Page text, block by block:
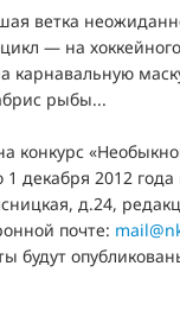
ветка
— на
карнавальную
рыбы...
конкурс
декабря 2012
д.24,
почте:
будут